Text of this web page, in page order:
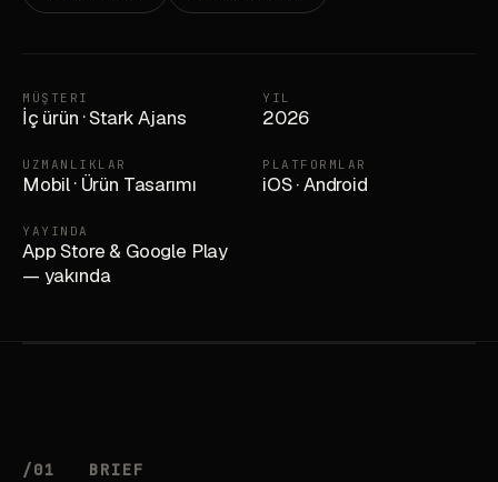
MÜŞTERI
İç ürün ·Stark Ajans
YIL
2026
UZMANLIKLAR
Mobil·Ürün Tasarımı
PLATFORMLAR
iOS · Android
YAYINDA
App Store & Google Play
— yakında
/01 BRIEF